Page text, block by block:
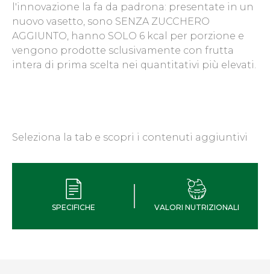
l'innovazione la fa da padrona: presentate in un
nuovo vasetto, sono SENZA ZUCCHERO
AGGIUNTO, hanno SOLO 6 kcal per porzione e
vengono prodotte sclusivamente con frutta
intera di prima scelta nei quantitativi più elevati.
Seleziona la tab e scopri i contenuti aggiuntivi
SPECIFICHE VALORI NUTRIZIONALI